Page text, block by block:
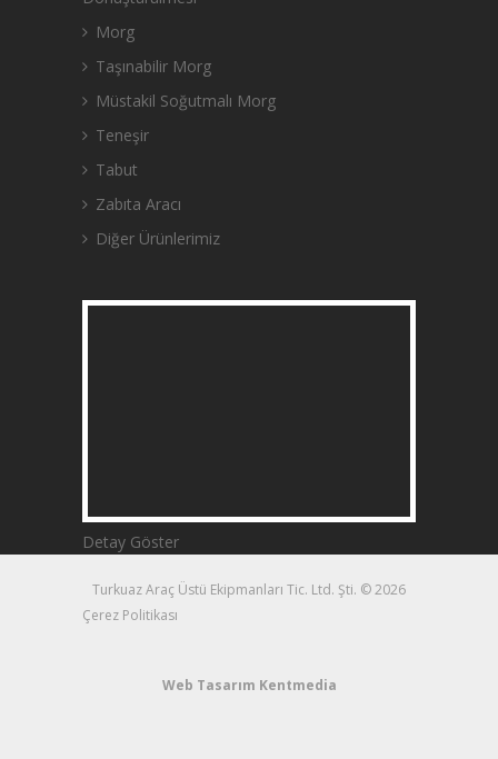
Morg
Taşınabilir Morg
Müstakil Soğutmalı Morg
Teneşir
Tabut
Zabıta Aracı
Diğer Ürünlerimiz
Detay Göster
Turkuaz Araç Üstü Ekipmanları Tic. Ltd. Şti. © 2026
Çerez Politikası
Web Tasarım Kentmedia